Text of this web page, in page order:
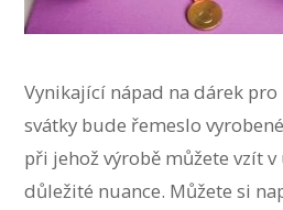
Vynikající nápad na dárek
svátky bude řemeslo
při jehož výrobě můžete vzít v
důležité nuance. Můžete si